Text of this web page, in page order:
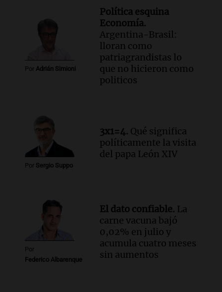
Por Adrián Simioni
Política esquina
Economía.
Argentina-Brasil:
lloran como
patriagrandistas lo
que no hicieron como
politicos
Por Sergio Suppo
3x1=4. Qué significa
políticamente la visita
del papa León XIV
Por
Federico Albarenque
El dato confiable. La
carne vacuna bajó
0,02% en julio y
acumula cuatro meses
sin aumentos